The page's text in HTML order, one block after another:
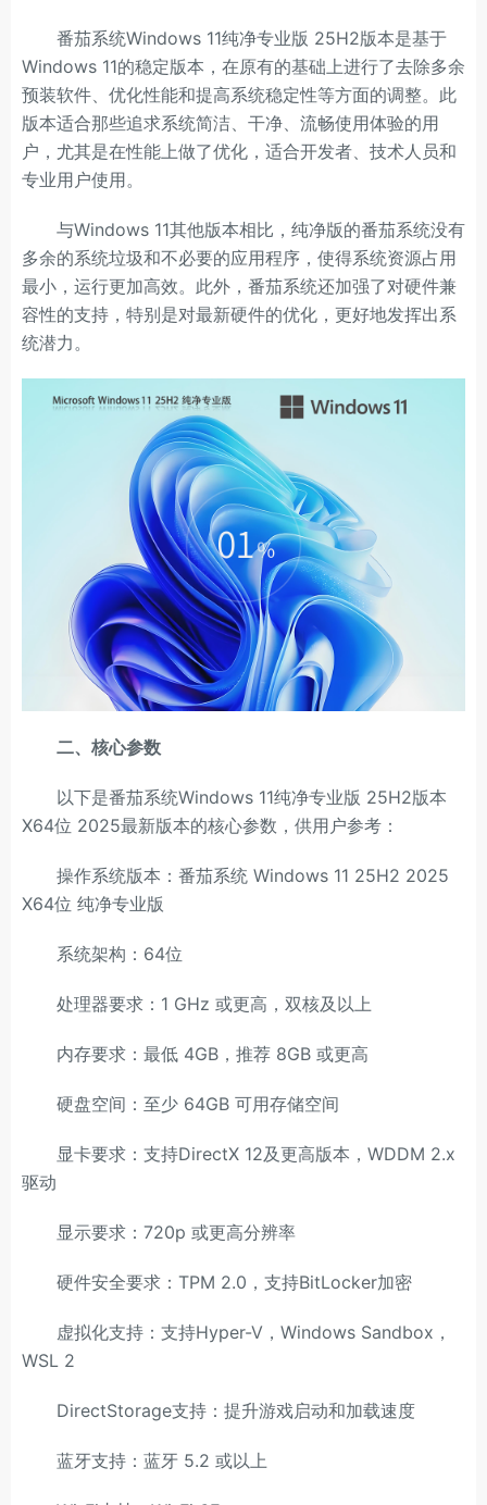
番茄系统Windows 11纯净专业版 25H2版本是基于
Windows 11的稳定版本，在原有的基础上进行了去除多余
预装软件、优化性能和提高系统稳定性等方面的调整。此
版本适合那些追求系统简洁、干净、流畅使用体验的用
户，尤其是在性能上做了优化，适合开发者、技术人员和
专业用户使用。
与Windows 11其他版本相比，纯净版的番茄系统没有
多余的系统垃圾和不必要的应用程序，使得系统资源占用
最小，运行更加高效。此外，番茄系统还加强了对硬件兼
容性的支持，特别是对最新硬件的优化，更好地发挥出系
统潜力。
二、核心参数
以下是番茄系统Windows 11纯净专业版 25H2版本
X64位 2025最新版本的核心参数，供用户参考：
操作系统版本：番茄系统 Windows 11 25H2 2025
X64位 纯净专业版
系统架构：64位
处理器要求：1 GHz 或更高，双核及以上
内存要求：最低 4GB，推荐 8GB 或更高
硬盘空间：至少 64GB 可用存储空间
显卡要求：支持DirectX 12及更高版本，WDDM 2.x
驱动
显示要求：720p 或更高分辨率
硬件安全要求：TPM 2.0，支持BitLocker加密
虚拟化支持：支持Hyper-V，Windows Sandbox，
WSL 2
DirectStorage支持：提升游戏启动和加载速度
蓝牙支持：蓝牙 5.2 或以上